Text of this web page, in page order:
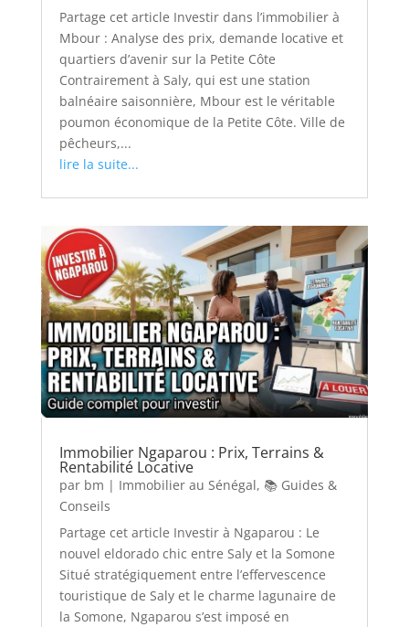
Partage cet article Investir dans l’immobilier à
Mbour : Analyse des prix, demande locative et
quartiers d’avenir sur la Petite Côte
Contrairement à Saly, qui est une station
balnéaire saisonnière, Mbour est le véritable
poumon économique de la Petite Côte. Ville de
pêcheurs,...
lire la suite...
Immobilier Ngaparou : Prix, Terrains &
Rentabilité Locative
par bm | Immobilier au Sénégal, 📚 Guides &
Conseils
Partage cet article Investir à Ngaparou : Le
nouvel eldorado chic entre Saly et la Somone
Situé stratégiquement entre l’effervescence
touristique de Saly et le charme lagunaire de
la Somone, Ngaparou s’est imposé en